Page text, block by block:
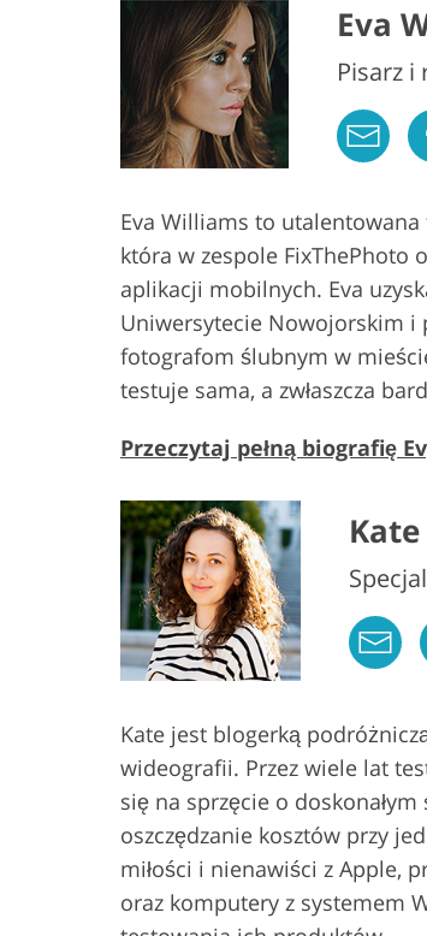
Eva
Pisarz i
Eva Williams to
która w zespole FixThePhoto
aplikacji mobilnych. Eva
Uniwersytecie Nowojorskim i
fotografom ślubnym w
testuje sama, a zwłaszcza
Przeczytaj pełną biografię
Kate jest blogerką
wideografii. Przez wiele lat
się na sprzęcie o
oszczędzanie kosztów przy
miłości i nienawiści z Apple,
oraz komputery z systemem